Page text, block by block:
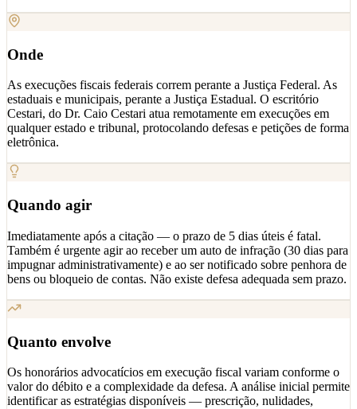
Onde
As execuções fiscais federais correm perante a Justiça Federal. As
estaduais e municipais, perante a Justiça Estadual. O escritório
Cestari, do Dr. Caio Cestari atua remotamente em execuções em
qualquer estado e tribunal, protocolando defesas e petições de forma
eletrônica.
Quando agir
Imediatamente após a citação — o prazo de 5 dias úteis é fatal.
Também é urgente agir ao receber um auto de infração (30 dias para
impugnar administrativamente) e ao ser notificado sobre penhora de
bens ou bloqueio de contas. Não existe defesa adequada sem prazo.
Quanto envolve
Os honorários advocatícios em execução fiscal variam conforme o
valor do débito e a complexidade da defesa. A análise inicial permite
identificar as estratégias disponíveis — prescrição, nulidades,